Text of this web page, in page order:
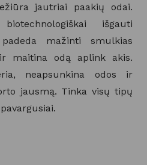
jautriai paakių odai.
išgauti
mažinti smulkias
maitina odą aplink akis.
neapsunkina odos ir
jausmą. Tinka visų tipų